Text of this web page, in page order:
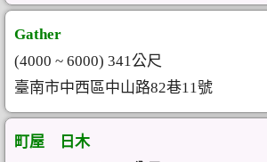
Gather
(4000 ~ 6000) 341公尺
臺南市中西區中山路82巷11號
町屋 日木